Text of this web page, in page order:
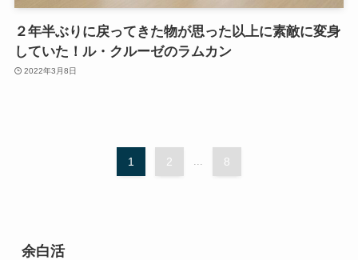
２年半ぶりに戻ってきた物が思った以上に素敵に変身
していた！ル・クルーゼのラムカン
2022年3月8日
1 2 ... 8
余白活